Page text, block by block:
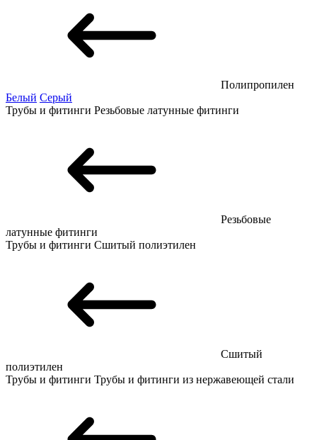
Полипропилен
Белый Серый
Трубы и фитинги Резьбовые латунные фитинги
Резьбовые
латунные фитинги
Трубы и фитинги Сшитый полиэтилен
Сшитый
полиэтилен
Трубы и фитинги Трубы и фитинги из нержавеющей стали